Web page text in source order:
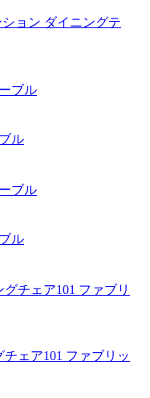
ション ダイニングテ
ル
ル
チェア101 ファブリッ